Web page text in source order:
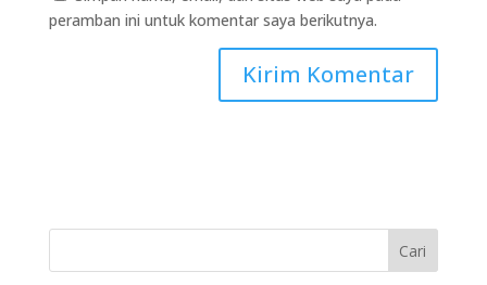
peramban ini untuk komentar saya berikutnya.